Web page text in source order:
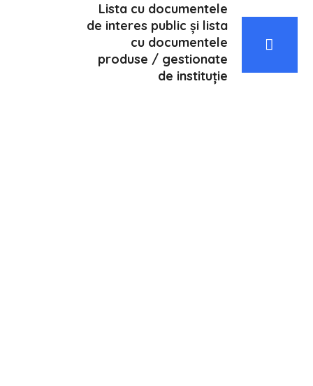
Lista cu documentele
de interes public și lista
cu documentele
produse / gestionate
de instituție